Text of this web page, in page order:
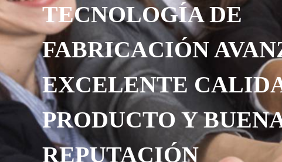
TECNOLOGÍA DE
FABRICACIÓN
EXCELENTE
PRODUCTO Y
REPUTACIÓN